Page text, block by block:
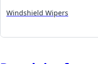
Windshield Wipers